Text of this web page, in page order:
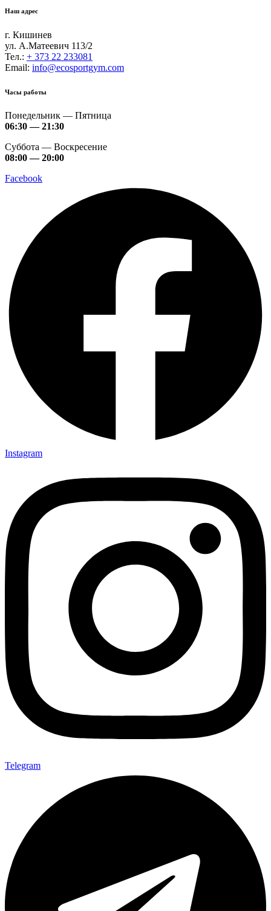
Наш адрес
г. Кишинев
ул. А.Матеевич 113/2
Тел.: + 373 22 233081
Email: info@ecosportgym.com
Часы работы
Понедельник — Пятница
06:30 — 21:30
Суббота — Воскресение
08:00 — 20:00
Facebook
Instagram
Telegram